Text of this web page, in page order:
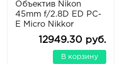
Объектив Nikon
45mm f/2.8D ED PC-
E Micro Nikkor
12949.30 руб.
В корзину